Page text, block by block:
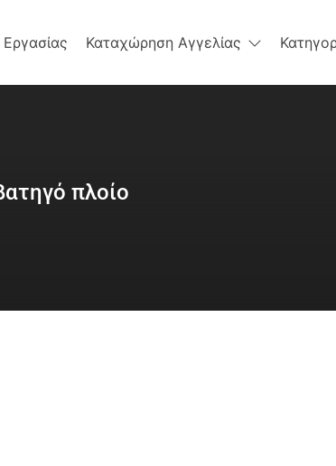
Καταχώρηση Αγγελίας
πλοίο